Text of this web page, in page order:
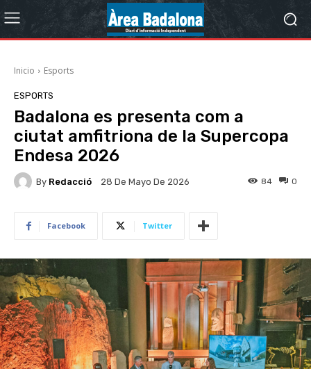
Inicio Esports
ESPORTS
Badalona es presenta com a
ciutat amfitriona de la Supercopa
Endesa 2026
By Redacció 28 De Mayo De 2026 0
84
Facebook Twitter